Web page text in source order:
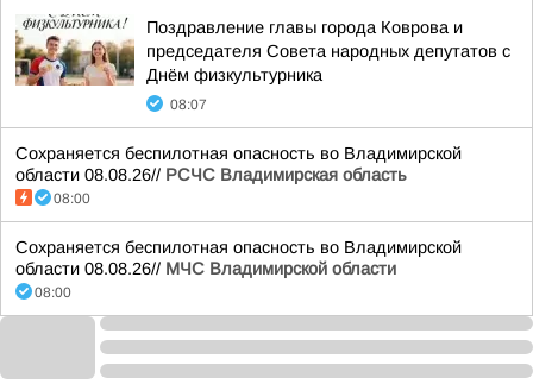
Поздравление главы города Коврова и
председателя Совета народных депутатов с
Днём физкультурника
08:07
Сохраняется беспилотная опасность во Владимирской
области 08.08.26// РСЧС Владимирская область
08:00
Сохраняется беспилотная опасность во Владимирской
области 08.08.26// МЧС Владимирской области
08:00